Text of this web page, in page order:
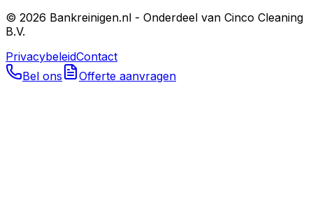
© 2026 Bankreinigen.nl - Onderdeel van Cinco Cleaning
B.V.
PrivacybeleidContact
Bel ons
Offerte aanvragen